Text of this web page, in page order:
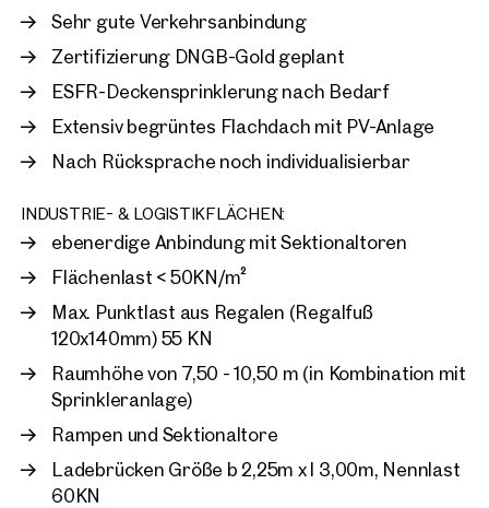
Sehr gute Verkehrsanbindung
Zertifizierung DNGB-Gold geplant
ESFR-Deckensprinklerung nach Bedarf
Extensiv begrüntes Flachdach mit PV-Anlage
Nach Rücksprache noch individualisierbar
INDUSTRIE- & LOGISTIKFLÄCHEN:
ebenerdige Anbindung mit Sektionaltoren
Flächenlast < 50KN/m²
Max. Punktlast aus Regalen (Regalfuß
120x140mm) 55 KN
Raumhöhe von 7,50 - 10,50 m (in Kombination mit
Sprinkleranlage)
Rampen und Sektionaltore
Ladebrücken Größe b 2,25m x l 3,00m, Nennlast
60KN